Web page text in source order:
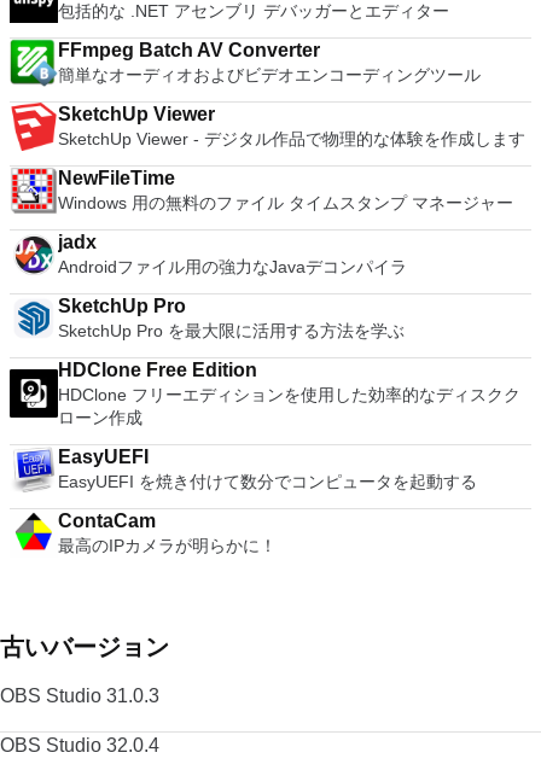
adjustment tool int he Writer program. It has an Office to PDF
converter, automatic spell checking and word count features.
It also has some neat tools such as the Watermark in
document, and converting PowerPoint to Word document
support. Overall, WPS Office 2016 Free is a good alternative
to Microsoft's offering. The Writer program is a versatile word
processor; the Presentation program is an easy to use and
effective slide show maker that helps you to create impressive
multimedia presentations; and the Spreadsheets program is
包括的な .NET アセンブリ デバッガーとエディター
FFmpeg Batch AV Converter
簡単なオーディオおよびビデオエンコーディングツール
SketchUp Viewer
SketchUp Viewer - デジタル作品で物理的な体験を作成します
NewFileTime
Windows 用の無料のファイル タイムスタンプ マネージャー
jadx
Androidファイル用の強力なJavaデコンパイラ
SketchUp Pro
SketchUp Pro を最大限に活用する方法を学ぶ
HDClone Free Edition
HDClone フリーエディションを使用した効率的なディスクク
ローン作成
EasyUEFI
EasyUEFI を焼き付けて数分でコンピュータを起動する
ContaCam
最高のIPカメラが明らかに！
古いバージョン
OBS Studio 31.0.3
OBS Studio 32.0.4